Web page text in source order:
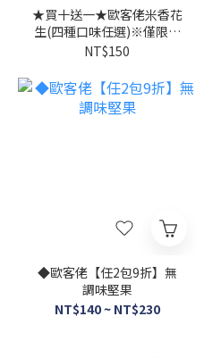
★買十送一★歐客佬米香花
生(四種口味任選)※僅限台
灣本島宅配
NT$150
◆歐客佬【任2包9折】無
調味堅果
NT$140 ~ NT$230